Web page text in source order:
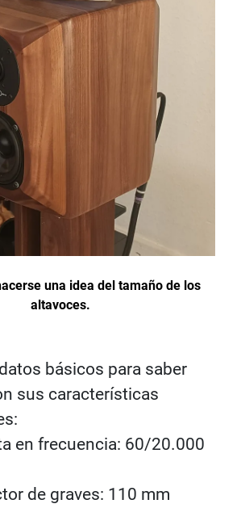
una idea del tamaño de los
altavoces.
básicos para saber
sus características
en frecuencia: 60/20.000
de graves: 110 mm